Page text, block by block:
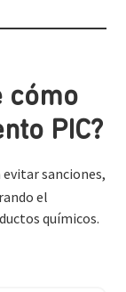
cómo
PIC?
sanciones,
el
químicos.